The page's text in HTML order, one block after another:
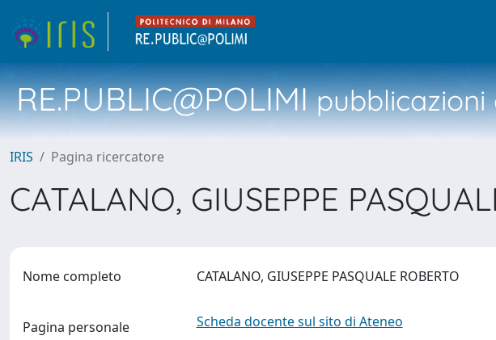
RE.PUBLIC@POLIMIpubblicazioni
IRIS Pagina ricercatore
CATALANO, GIUSEPPE
Nome completo CATALANO, GIUSEPPE PASQUALE ROBERTO
Pagina personale Scheda docente sul sito di Ateneo